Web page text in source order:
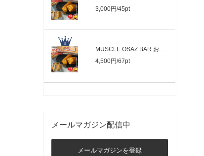
3,000円/45pt
MUSCLE OSAZ BAR おさつバー（15本セット）
4,500円/67pt
メールマガジン配信中
メールマガジンを登録